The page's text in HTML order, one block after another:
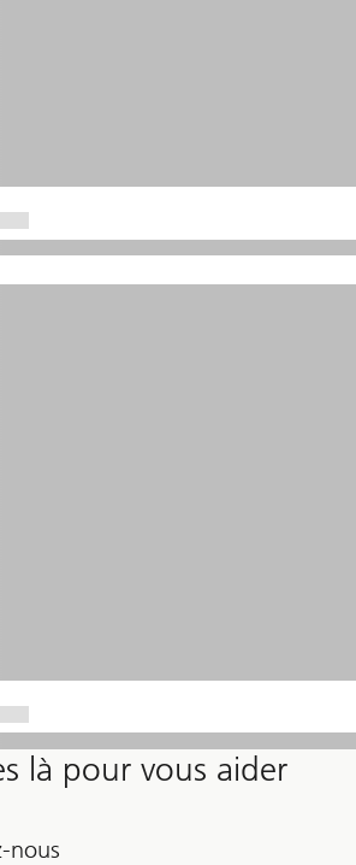
là pour vous aider
nous